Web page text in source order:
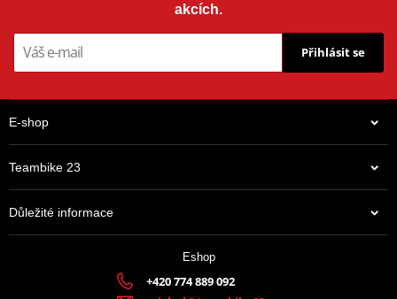
akcích.
Přihlásit se
E-shop
Teambike 23
Důležité informace
Eshop
+420 774 889 092